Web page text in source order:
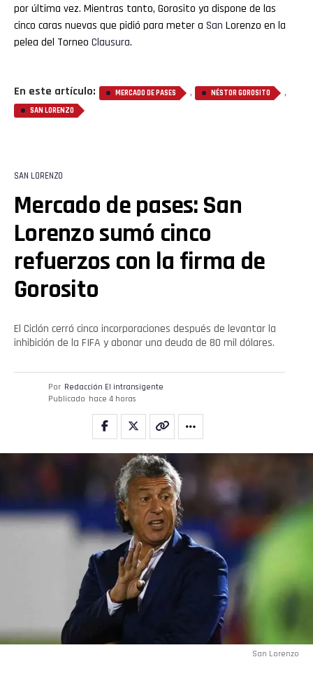
por última vez. Mientras tanto, Gorosito ya dispone de las
cinco caras nuevas que pidió para meter a San Lorenzo en la
pelea del Torneo Clausura.
En este artículo: MERCADO DE PASES , NÉSTOR GOROSITO ,
SAN LORENZO
SAN LORENZO
Mercado de pases: San
Lorenzo sumó cinco
refuerzos con la firma de
Gorosito
El Ciclón cerró cinco incorporaciones después de levantar la
inhibición de la FIFA y abonar una deuda de 80 mil dólares.
Por Redacción El intransigente
Publicado hace 4 horas
San Lorenzo